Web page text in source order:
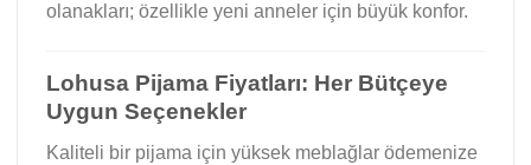
olanakları; özellikle yeni anneler için büyük konfor.
Lohusa Pijama Fiyatları: Her Bütçeye
Uygun Seçenekler
Kaliteli bir pijama için yüksek meblağlar ödemenize